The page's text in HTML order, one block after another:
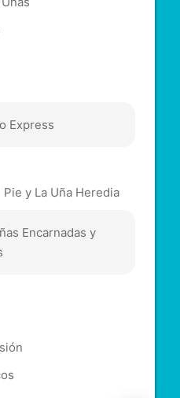
Express
y La Uña Heredia
Encarnadas y